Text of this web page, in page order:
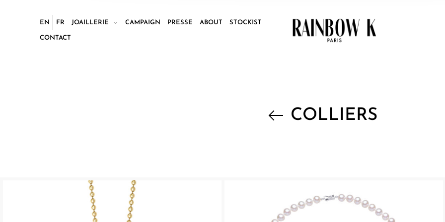
EN FR JOAILLERIE CAMPAIGN PRESSE ABOUT STOCKIST
CONTACT
COLLIERS